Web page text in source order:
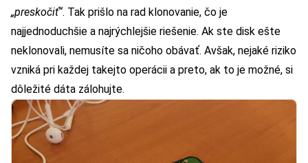
„preskočiť“. Tak prišlo na rad klonovanie, čo je
najjednoduchšie a najrýchlejšie riešenie. Ak ste disk ešte
neklonovali, nemusíte sa ničoho obávať. Avšak, nejaké riziko
vzniká pri každej takejto operácii a preto, ak to je možné, si
dôležité dáta zálohujte.